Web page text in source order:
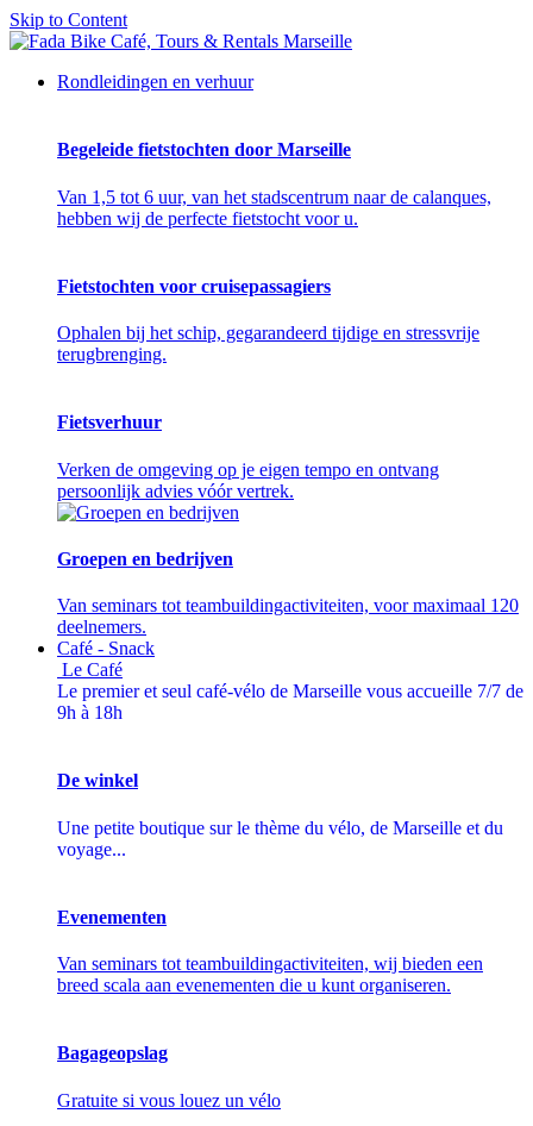
Skip to Content
Rondleidingen en verhuur
Begeleide fietstochten door Marseille
Van 1,5 tot 6 uur, van het stadscentrum naar de calanques,
hebben wij de perfecte fietstocht voor u.
Fietstochten voor cruisepassagiers
Ophalen bij het schip, gegarandeerd tijdige en stressvrije
terugbrenging.
Fietsverhuur
Verken de omgeving op je eigen tempo en ontvang
persoonlijk advies vóór vertrek.
Groepen en bedrijven
Van seminars tot teambuildingactiviteiten, voor maximaal 120
deelnemers.
Café - Snack
Le Café
Le premier et seul café-vélo de Marseille vous accueille 7/7 de
9h à 18h
De winkel
Une petite boutique sur le thème du vélo, de Marseille et du
voyage...
Evenementen
Van seminars tot teambuildingactiviteiten, wij bieden een
breed scala aan evenementen die u kunt organiseren.
Bagageopslag
Gratuite si vous louez un vélo